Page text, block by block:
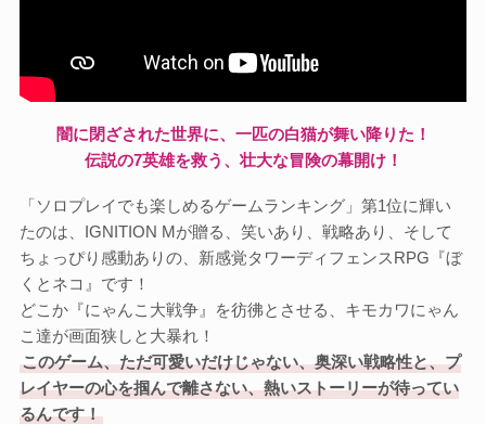
闇に閉ざされた世界に、一匹の白猫が舞い降りた！
伝説の7英雄を救う、壮大な冒険の幕開け！
「ソロプレイでも楽しめるゲームランキング」第1位に輝い
たのは、IGNITION Mが贈る、笑いあり、戦略あり、そして
ちょっぴり感動ありの、新感覚タワーディフェンスRPG『ぼ
くとネコ』です！
どこか『にゃんこ大戦争』を彷彿とさせる、キモカワにゃん
こ達が画面狭しと大暴れ！
このゲーム、ただ可愛いだけじゃない、奥深い戦略性と、プ
レイヤーの心を掴んで離さない、熱いストーリーが待ってい
るんです！